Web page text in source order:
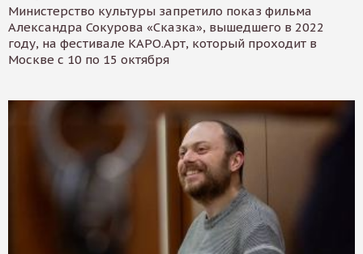
Министерство культуры запретило показ фильма
Александра Сокурова «Сказка», вышедшего в 2022
году, на фестивале КАРО.Арт, который проходит в
Москве с 10 по 15 октября